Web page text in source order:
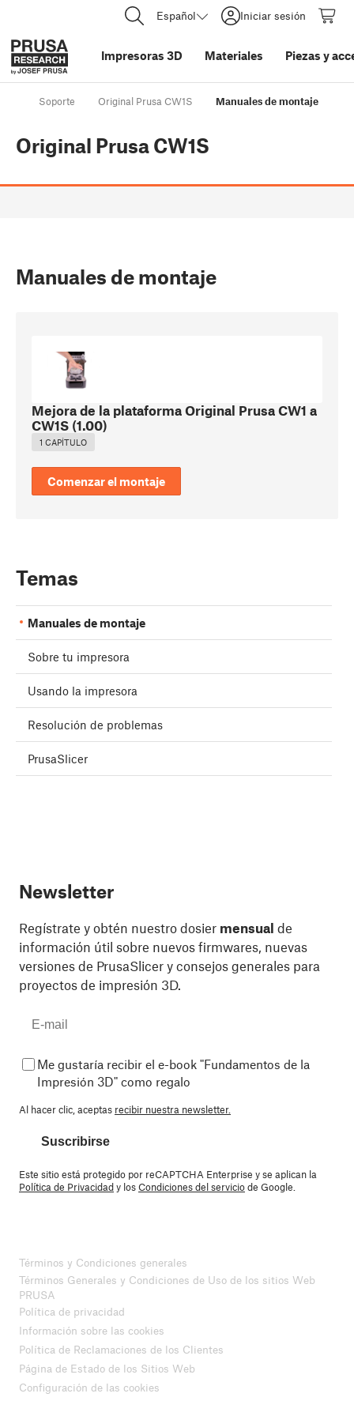
Español Iniciar sesión
Impresoras 3D Materiales Piezas y
Soporte Original Prusa CW1S Manuales de montaje
Original Prusa CW1S
Manuales de montaje
Mejora de la plataforma Original Prusa CW1 a
CW1S (1.00)
1 CAPÍTULO
Comenzar el montaje
Temas
Manuales de montaje
Sobre tu impresora
Usando la impresora
Resolución de problemas
PrusaSlicer
Newsletter
Regístrate y obtén nuestro dosier mensual de
información útil sobre nuevos firmwares, nuevas
versiones de PrusaSlicer y consejos generales para
proyectos de impresión 3D.
Me gustaría recibir el e-book "Fundamentos de la
Impresión 3D" como regalo
Al hacer clic, aceptas recibir nuestra newsletter.
Suscribirse
Este sitio está protegido por reCAPTCHA Enterprise y se aplican la
Política de Privacidady losCondiciones del serviciode Google.
Términos y Condiciones generales
Términos Generales y Condiciones de Uso de los sitios Web
PRUSA
Política de privacidad
Información sobre las cookies
Política de Reclamaciones de los Clientes
Página de Estado de los Sitios Web
Configuración de las cookies